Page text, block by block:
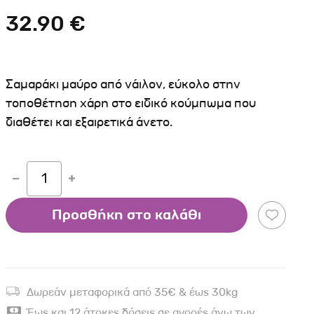
Αλυσίδες-Φίμωτρα Σκύλου
Ρουχαλάκια Σκύλου
Ταυτότητες Σκύλου
Κουδουνάκια Σκύλου
Οδηγοί Γάτας
32.90 €
Σαμαράκι μαύρο από νάιλον, εύκολο στην
τοποθέτηση χάρη στο ειδικό κούμπωμα που
διαθέτει και εξαιρετικά άνετο.
1
Προσθήκη στο καλάθι
Δωρεάν μεταφορικά από 35€ & έως 30kg